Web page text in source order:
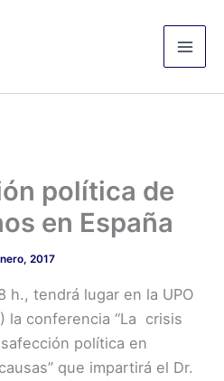
política de
en España
2017
h., tendrá lugar en la UPO
la conferencia “La crisis
política en
que impartirá el Dr.